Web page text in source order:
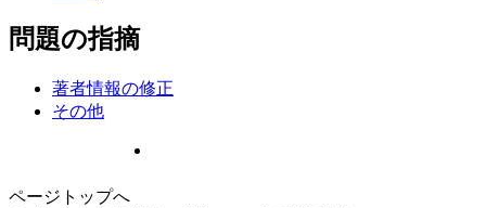
問題の指摘
著者情報の修正
その他
ページトップへ